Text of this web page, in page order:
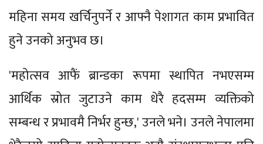
महिना समय खर्चिनुपर्ने र आफ्नै पेशागत काम प्रभावित
हुने उनको अनुभव छ।
'महोत्सव आफैं ब्रान्डका रूपमा स्थापित नभएसम्म
आर्थिक स्रोत जुटाउने काम धेरै हदसम्म व्यक्तिको
सम्बन्ध र प्रभावमै निर्भर हुन्छ,' उनले भने। उनले नेपालमा